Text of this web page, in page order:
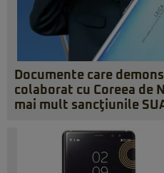
Documente care
colaborat cu Coreea de
mai mult sancţiunile